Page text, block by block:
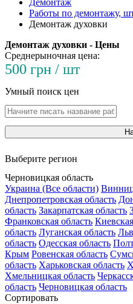
Демонтаж
Работы по демонтажу,
Демонтаж духовки
Демонтаж духовки - Цены
Среднерыночная цена:
500 грн / шт
Умный поиск цен
Выберите регион
Черновицкая область
Украина (Все области)
Днепропетровская область
область Закарпатская область
Франковская область
область Луганская область
область Одесская область
Крым Ровенская область
область Харьковская область
Хмельницкая область
область Черновицкая область
Сортировать